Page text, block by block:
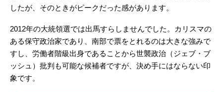
したが、そのときがピークだった感があります。
2012年の大統領選では出馬すらしませんでした。カリスマの
ある保守政治家であり、南部で票をとれるのは大きな強みで
すし、労働者階級出身であることから世襲政治（ジェブ・ブ
ッシュ）批判も可能な候補者ですが、決め手にはならない印
象です。